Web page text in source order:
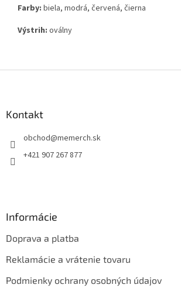
Farby: biela, modrá, červená, čierna
Výstrih: oválny
Kontakt
obchod@memerch.sk
+421 907 267 877
Informácie
Doprava a platba
Reklamácie a vrátenie tovaru
Podmienky ochrany osobných údajov